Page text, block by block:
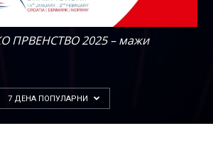
ПРВЕНСТВО 2025 – мажи
7 ДЕНА ПОПУЛАРНИ